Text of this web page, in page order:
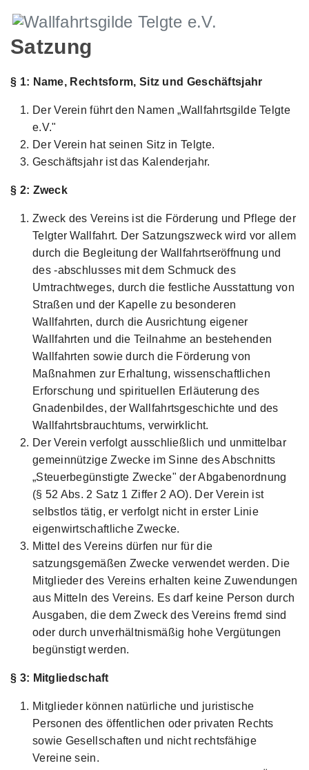
Satzung
§ 1: Name, Rechtsform, Sitz und Geschäftsjahr
Der Verein führt den Namen „Wallfahrtsgilde Telgte
e.V."
Der Verein hat seinen Sitz in Telgte.
Geschäftsjahr ist das Kalenderjahr.
§ 2: Zweck
Zweck des Vereins ist die Förderung und Pflege der
Telgter Wallfahrt. Der Satzungszweck wird vor allem
durch die Begleitung der Wallfahrtseröffnung und
des -abschlusses mit dem Schmuck des
Umtrachtweges, durch die festliche Ausstattung von
Straßen und der Kapelle zu besonderen
Wallfahrten, durch die Ausrichtung eigener
Wallfahrten und die Teilnahme an bestehenden
Wallfahrten sowie durch die Förderung von
Maßnahmen zur Erhaltung, wissenschaftlichen
Erforschung und spirituellen Erläuterung des
Gnadenbildes, der Wallfahrtsgeschichte und des
Wallfahrtsbrauchtums, verwirklicht.
Der Verein verfolgt ausschließlich und unmittelbar
gemeinnützige Zwecke im Sinne des Abschnitts
„Steuerbegünstigte Zwecke" der Abgabenordnung
(§ 52 Abs. 2 Satz 1 Ziffer 2 AO). Der Verein ist
selbstlos tätig, er verfolgt nicht in erster Linie
eigenwirtschaftliche Zwecke.
Mittel des Vereins dürfen nur für die
satzungsgemäßen Zwecke verwendet werden. Die
Mitglieder des Vereins erhalten keine Zuwendungen
aus Mitteln des Vereins. Es darf keine Person durch
Ausgaben, die dem Zweck des Vereins fremd sind
oder durch unverhältnismäßig hohe Vergütungen
begünstigt werden.
§ 3: Mitgliedschaft
Mitglieder können natürliche und juristische
Personen des öffentlichen oder privaten Rechts
sowie Gesellschaften und nicht rechtsfähige
Vereine sein.